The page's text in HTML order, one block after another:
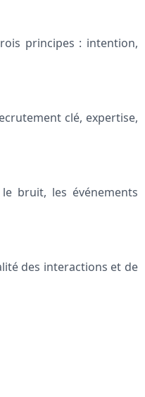
principes : intention,
clé, expertise,
bruit, les événements
des interactions et de